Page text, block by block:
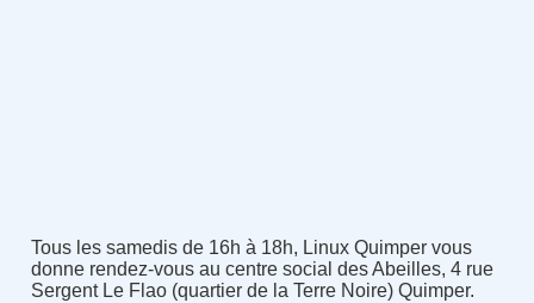
Tous les samedis de 16h à 18h, Linux Quimper vous
donne rendez-vous au centre social des Abeilles, 4 rue
Sergent Le Flao (quartier de la Terre Noire) Quimper.